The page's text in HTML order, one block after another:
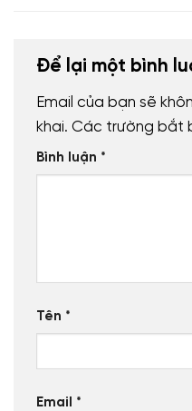
Để lại một bình
Email của bạn sẽ
khai. Các trường bắt
Bình luận *
Tên *
Email *